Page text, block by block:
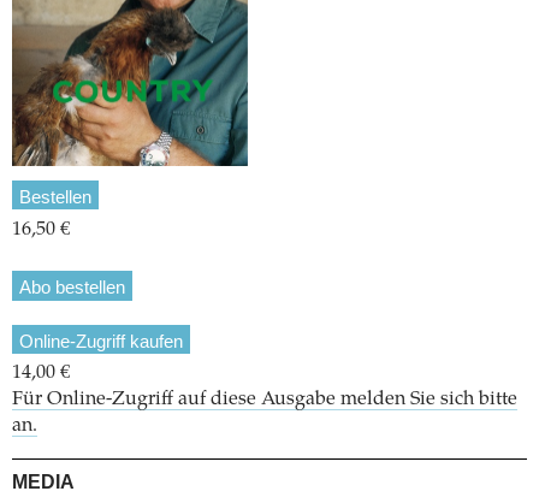
Bestellen
16,50 €
Abo bestellen
Online-Zugriff kaufen
14,00 €
Für Online-Zugriff auf diese Ausgabe melden Sie sich bitte
an.
MEDIA